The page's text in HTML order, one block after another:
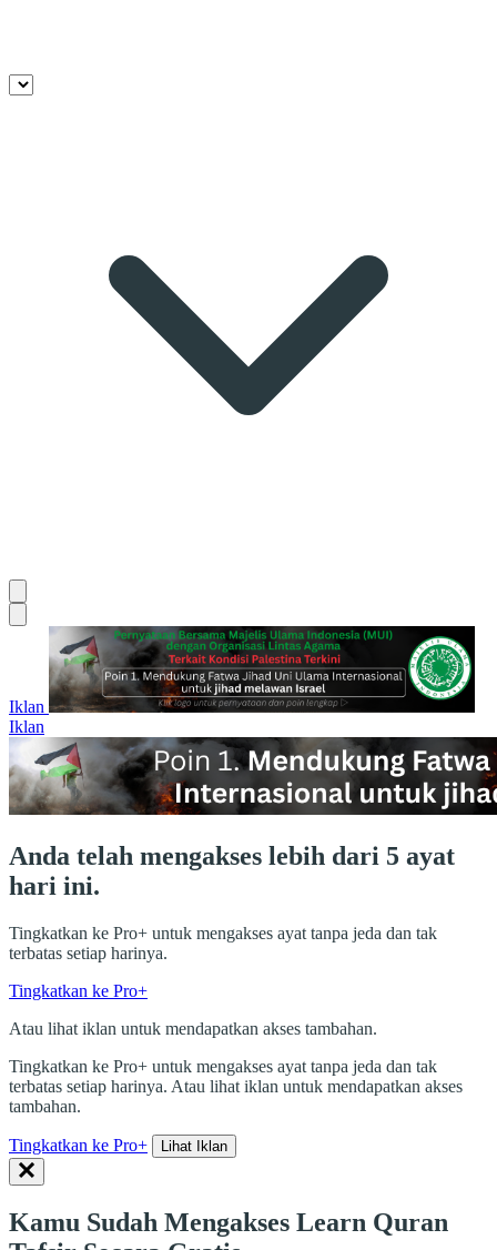
Iklan
Iklan
Anda telah mengakses lebih dari 5 ayat
hari ini.
Tingkatkan ke Pro+ untuk mengakses ayat tanpa jeda dan tak
terbatas setiap harinya.
Tingkatkan ke Pro+
Atau lihat iklan untuk mendapatkan akses tambahan.
Tingkatkan ke Pro+ untuk mengakses ayat tanpa jeda dan tak
terbatas setiap harinya. Atau lihat iklan untuk mendapatkan akses
tambahan.
Tingkatkan ke Pro+ Lihat Iklan
Kamu Sudah Mengakses Learn Quran